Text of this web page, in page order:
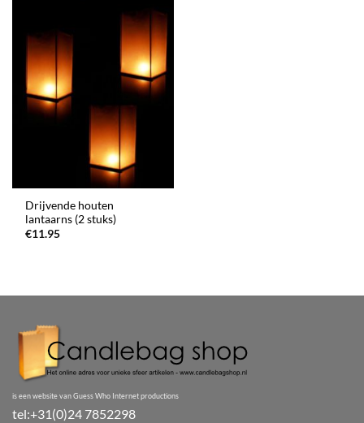
Drijvende houten
lantaarns (2 stuks)
€11.95
is een website van Guess Who Internet productions
tel:+31(0)24 7852298